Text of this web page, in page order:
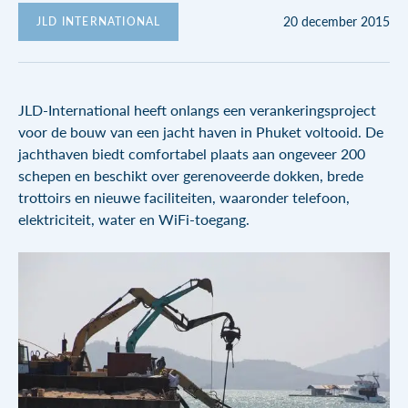
Drijvende steigers
Hydraulisch gereedschap
Downloads
1446 AK Purmerend
+31 (0)299 622 396
info@jldinternational.com
KVK: 371 211 24
BTW: 8154.51.179.B01
JLD INTERNATIONAL 20 december 2015
JLD-International heeft onlangs een verankeringsproject
voor de bouw van een jacht haven in Phuket voltooid. De
jachthaven biedt comfortabel plaats aan ongeveer 200
schepen en beschikt over gerenoveerde dokken, brede
trottoirs en nieuwe faciliteiten, waaronder telefoon,
elektriciteit, water en WiFi-toegang.